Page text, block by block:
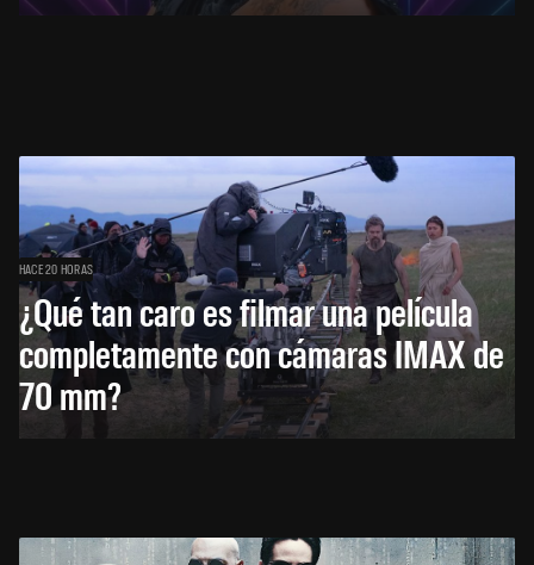
HACE 20 HORAS
¿Qué tan caro es filmar una película
completamente con cámaras IMAX de
70 mm?